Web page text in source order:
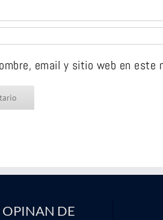
email y sitio web en este
OPINAN DE